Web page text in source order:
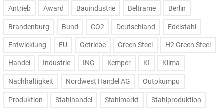
Antrieb Award Bauindustrie Beltrame Berlin
Brandenburg Bund CO2 Deutschland Edelstahl
Entwicklung EU Getriebe Green Steel H2 Green Steel
Handel Industrie ING Kemper KI Klima
Nachhaltigkeit Nordwest Handel AG Outokumpu
Produktion Stahlhandel Stahlmarkt Stahlproduktion